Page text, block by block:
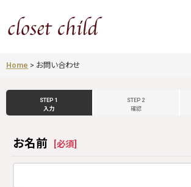
Home > お問い合わせ
STEP 1
入力
STEP 2
確認
お名前 必須